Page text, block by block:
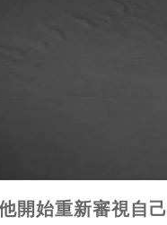
開始重新審視自己